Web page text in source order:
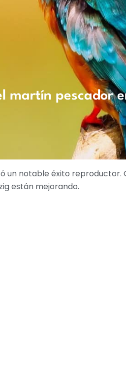
martín pescador
notable éxito reproductor.
están mejorando.